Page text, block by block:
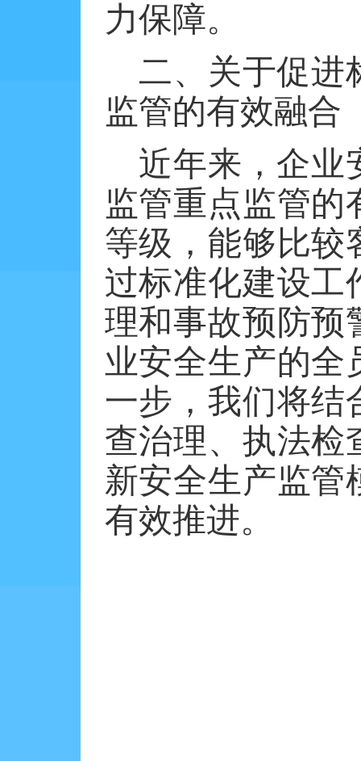
力保障。
二、关于促进
监管的有效融合
近年来，企业
监管重点监管的
等级，能够比较
过标准化建设工
理和事故预防预
业安全生产的全
一步，我们将结
查治理、执法检
新安全生产监管
有效推进。